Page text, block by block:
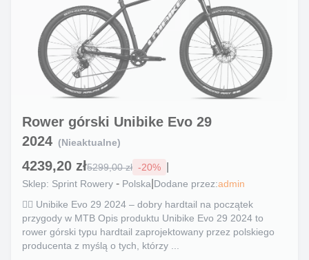
Rower górski Unibike Evo 29
2024 (Nieaktualne)
4239,20 zł5299,00 zł -20%
Sklep: Sprint Rowery - Polska Dodane przez:admin
🚵‍♂️ Unibike Evo 29 2024 – dobry hardtail na początek
przygody w MTB Opis produktu Unibike Evo 29 2024 to
rower górski typu hardtail zaprojektowany przez polskiego
producenta z myślą o tych, którzy ...